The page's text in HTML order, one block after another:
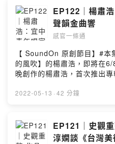
2022/07/31膝關節／影評人
https://www.facebook.com/
指南文字整理02:55 為何想
電影？此年代的電影如何影
06:31《安達魯之犬 》
火焰》09:04《奇怪真奇怪》
從這些影片中劃分出「自由
國，Wafa也想呼應當時與現
私心愛片《大幻影》、《朗
擇自由」單元的推薦片單？
錯看蔡淑臻，兩個人其實都
的感官一條通！《村裡來了
https://www.facebook.com/
：https://www.linetv.tw/
https://www.netflix.com/
《村裡來了個暴走女外科：
淚》https://
＿＿＿＿感官一條通
https://
dZMZxFvQz9UQ襯樂：
EP122｜楊肅
聲韻金曲響
感官一條通
【 SoundOn 原創節目】#
的風吹】的楊肅浩，即將在
晚創作的楊肅浩，首次推出
上的人事物為創作核心，楊肅
箏俯視這塊土地。讓我們在
流，重訪記憶中珍藏的歸屬
2022-05-13 · 42 分鐘
EP121｜史觀重整 作品再現 蔡家
淳嫻談《台灣美